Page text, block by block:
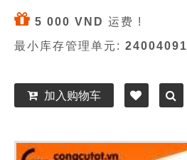
5 000 VND 运费 !
最小库存管理单元: 24004091
加入购物车